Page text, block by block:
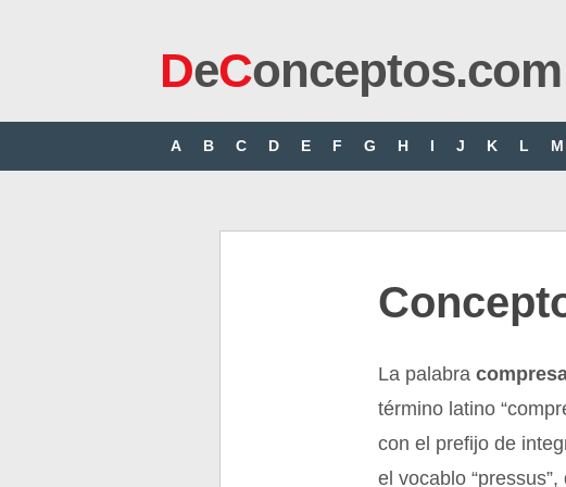
DeConceptos.com
A B C D E F G H I J K L M
La palabra
término latino
con el prefijo de
el vocablo